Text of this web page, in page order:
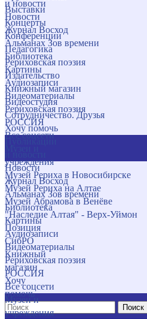
и новости
Новости
Журнал Восход
Альманах Зов времени
Библиотека
Картины
Аудиозаписи
Видеоматериалы
Рериховская поэзия
РОССИЯ
Все соцсети
учреждения
Музей Рериха в Новосибирске
Музей Рериха на Алтае
Музей Абрамова в Венёве
"Наследие Алтая" - Верх-Уймон
Позиция
СибРО
Книжный
магазин
Хочу
помочь
Поиск
Выставки
Концерты
Конференции
Педагогика
Рериховская поэзия
Издательство
Книжный магазин
Видеостудия
Сотрудничество. Друзья
Хочу помочь
Новости
Журнал Восход
Альманах Зов времени
Библиотека
Картины
Аудиозаписи
Видеоматериалы
Рериховская поэзия
РОССИЯ
Все соцсети
Музеи и
учреждения